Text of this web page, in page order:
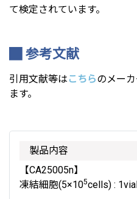
て検定されています。
参考文献
引用文献等は こちらのメー
ます。
製品内容
【CA25005n】
凍結細胞(5×105cells) :